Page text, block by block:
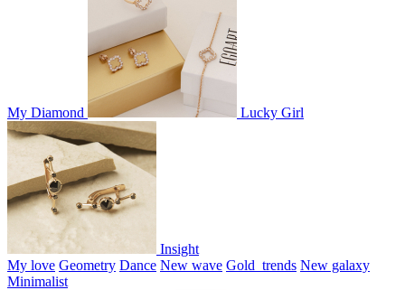
My Diamond Lucky Girl
Insight
My love Geometry Dance New wave Gold_trends New galaxy
Minimalist